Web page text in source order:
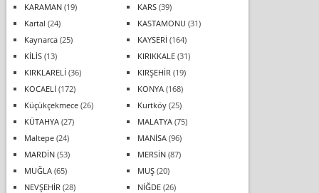
KARAMAN(19) KARS(39)
Kartal (24) KASTAMONU (31)
Kaynarca(25) KAYSERİ (164)
KİLİS(13) KIRIKKALE(31)
KIRKLARELİ (36) KIRŞEHİR (19)
KOCAELİ (172) KONYA(168)
Küçükçekmece(26) Kurtköy(25)
KÜTAHYA(27) MALATYA(75)
Maltepe(24) MANİSA(96)
MARDİN(53) MERSİN(87)
MUĞLA(65) MUŞ(20)
NEVŞEHİR (28) NİĞDE(26)